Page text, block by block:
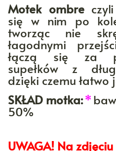
Motek ombreczyli
się w nim po
tworząc nie
łagodnymi
łączą się za
supełków z
dzięki czemu łatwo
SKŁAD motka:*
50%
UWAGA! Na